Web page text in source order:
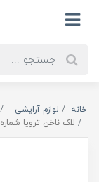
خانه لوازم آرایشی
لاک ناخن ترویا شماره 876